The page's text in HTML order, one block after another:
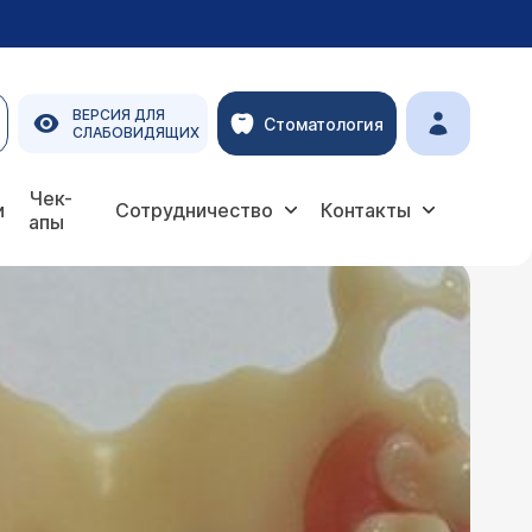
ВЕРСИЯ ДЛЯ
СЛАБОВИДЯЩИХ
Стоматология
Чек-
апы
Сотрудничество Контакты